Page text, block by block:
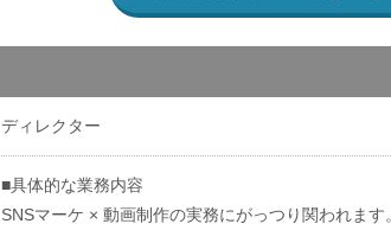
ディレクター
■具体的な業務内容
SNSマーケ × 動画制作の実務にがっつり関われます